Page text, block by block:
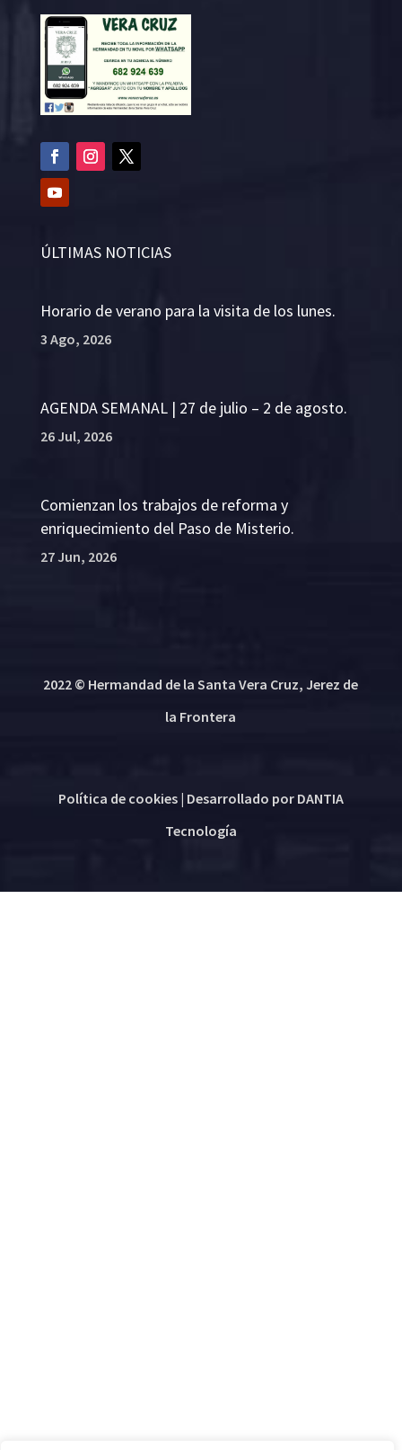
ÚLTIMAS NOTICIAS
Horario de verano para la visita de los lunes.
3 Ago, 2026
AGENDA SEMANAL | 27 de julio – 2 de agosto.
26 Jul, 2026
Comienzan los trabajos de reforma y
enriquecimiento del Paso de Misterio.
27 Jun, 2026
2022 © Hermandad de la Santa Vera Cruz, Jerez de
la Frontera
Política de cookies| Desarrollado por DANTIA
Tecnología